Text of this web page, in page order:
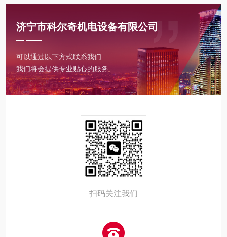
济宁市科尔奇机电设备有限公司
可以通过以下方式联系我们
我们将会提供专业贴心的服务
扫码关注我们